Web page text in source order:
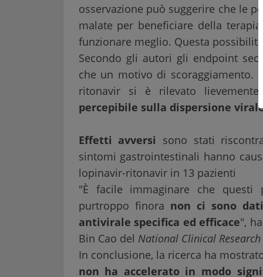
osservazione può suggerire che le
malate per beneficiare della
funzionare meglio. Questa
Secondo gli autori gli endpoint
che un motivo di scoraggiamento.
ritonavir si è rilevato
percepibile sulla dispersione
Effetti avversi sono stati
sintomi gastrointestinali hanno
lopinavir-ritonavir in 13 pazienti
"È facile immaginare che questi
purtroppo finora non ci sono
antivirale specifica ed efficace",
Bin Cao del National Clinical
In conclusione, la ricerca ha
non ha accelerato in modo